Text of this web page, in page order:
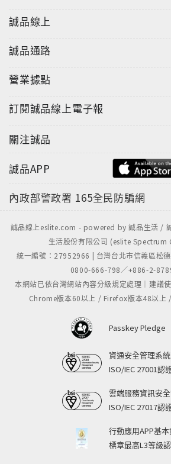
誠品線上
誠品通路
營業據點
訂閱誠品線上電子報
關注誠品
誠品APP
內政部警政署 165全民防騙網
誠品線上eslite.com - powered by 誠品生活 /
生活股份有限公司 (eslite
統一編號：27952966 | 台灣台北市信義區松
0800-666-798／+886-2-
本網站已依台灣網站內容分級規定處理｜建議
Chrome版本60以上 / Firefox版本48以上
Passkey Pledge
資通安全管理系
ISO/IEC 27001認
雲端服務資訊安
ISO/IEC 27017認
行動應用APP基
標章最高L3等級